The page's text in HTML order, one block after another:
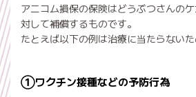
アニコム損保の保険はどうぶつさんの
対して補償するものです。
たとえば以下の例は治療に当たらないた
①ワクチン接種などの予防行為